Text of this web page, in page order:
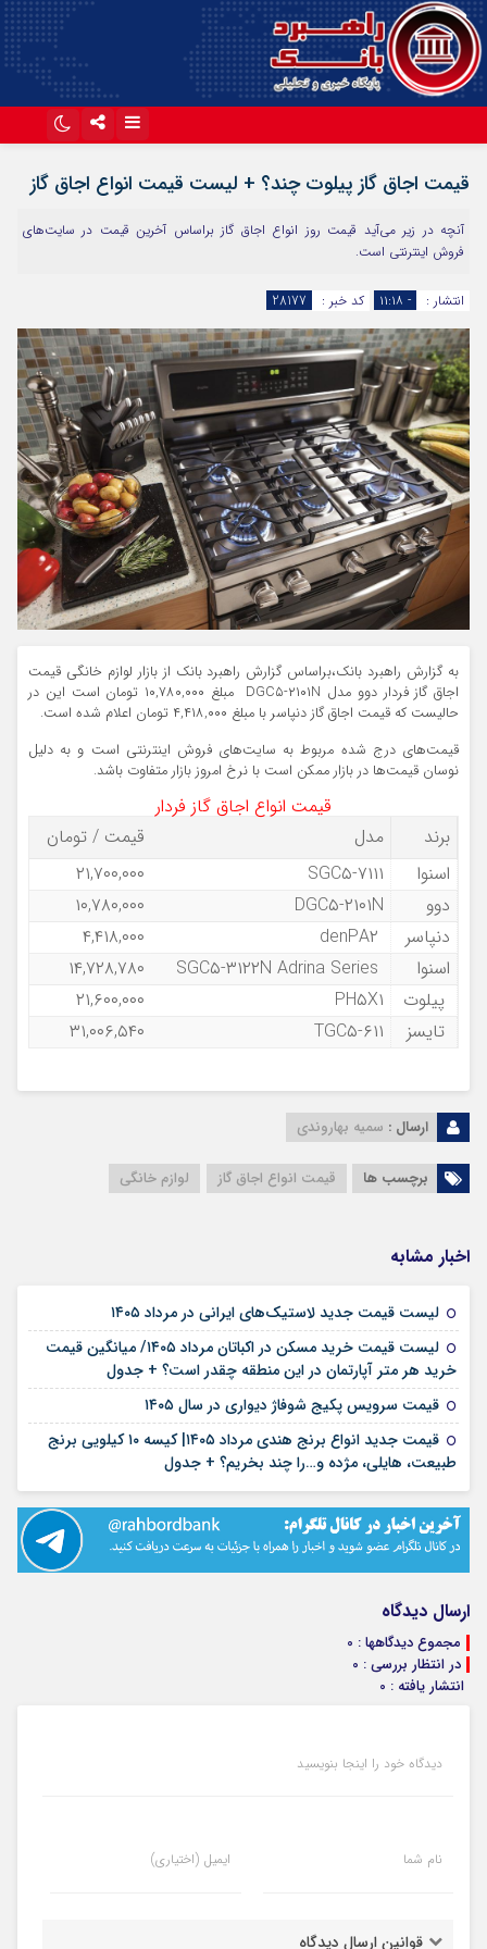
قیمت اجاق گاز پیلوت چند؟ + لیست قیمت انواع اجاق گاز
آنچه در زیر می‌آید قیمت روز انواع اجاق گاز براساس آخرین قیمت در سایت‌های
فروش اینترنتی است.
انتشار : - ۱۱:۱۸ کد خبر : 28177
به گزارش راهبرد بانک،براساس گزارش راهبرد بانک از بازار لوازم خانگی قیمت
اجاق گاز فردار دوو مدل DGC۵-۲۱۰۱N مبلغ ۱۰,۷۸۰,۰۰۰ تومان است این در
حالیست که قیمت اجاق گاز دنپاسر با مبلغ ۴,۴۱۸,۰۰۰ تومان اعلام شده است.
قیمت‌های درج شده مربوط به سایت‌های فروش اینترنتی است و به دلیل
نوسان قیمت‌ها در بازار ممکن است با نرخ امروز بازار متفاوت باشد.
قیمت انواع اجاق گاز فردار
برند
مدل
قیمت / تومان
اسنوا
SGC۵-۷۱۱۱
۲۱,۷۰۰,۰۰۰
دوو
DGC۵-۲۱۰۱N
۱۰,۷۸۰,۰۰۰
دنپاسر
۴,۴۱۸,۰۰۰
اسنوا
۱۴,۷۲۸,۷۸۰
پیلوت
PH۵X۱
۲۱,۶۰۰,۰۰۰
تایسز
TGC۵-۶۱۱ ۳۱,۰۰۶,۵۴۰
ارسال : سمیه بهاروندی
برچسب ها قیمت انواع اجاق گاز لوازم خانگی
اخبار مشابه
لیست قیمت جدید لاستیک‌های ایرانی در مرداد ۱۴۰۵
لیست قیمت خرید مسکن در اکباتان مرداد ۱۴۰۵/ میانگین قیمت
خرید هر متر آپارتمان در این منطقه چقدر است؟ + جدول
قیمت سرویس پکیج شوفاژ دیواری در سال ۱۴۰۵
قیمت جدید انواع برنج هندی مرداد ۱۴۰۵| کیسه ۱۰ کیلویی برنج
طبیعت، هایلی، مژده و…را چند بخریم؟ + جدول
ارسال دیدگاه
مجموع دیدگاهها : 0
در انتظار بررسی : 0
انتشار یافته : 0
دیدگاه خود را اینجا بنویسید
نام شما ایمیل (اختیاری)
قوانین ارسال دیدگاه